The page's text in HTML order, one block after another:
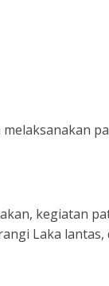
kegiatan
Laka lantas,